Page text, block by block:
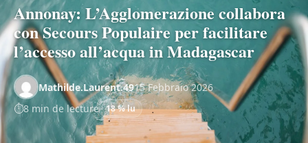
Annonay: L’Agglomerazione collabora
con Secours Populaire per facilitare
l’accesso all’acqua in Madagascar
Mathilde.Laurent.4915 Febbraio 2026
8 min de lecture 18 % lu